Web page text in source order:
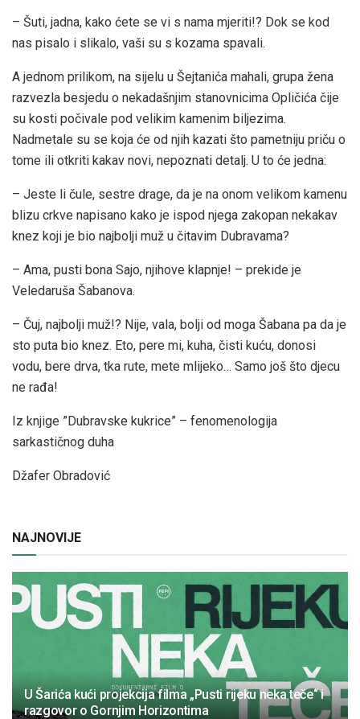
– Šuti, jadna, kako ćete se vi s nama mjeriti!? Dok se kod
nas pisalo i slikalo, vaši su s kozama spavali.
A jednom prilikom, na sijelu u Šejtanića mahali, grupa žena
razvezla besjedu o nekadašnjim stanovnicima Opličića čije
su kosti počivale pod velikim kamenim biljezima.
Nadmetale su se koja će od njih kazati što pametniju priču o
tome ili otkriti kakav novi, nepoznati detalj. U to će jedna:
– Jeste li čule, sestre drage, da je na onom velikom kamenu
blizu crkve napisano kako je ispod njega zakopan nekakav
knez koji je bio najbolji muž u čitavim Dubravama?
– Ama, pusti bona Sajo, njihove klapnje! – prekide je
Veledaruša Šabanova.
– Čuj, najbolji muž!? Nije, vala, bolji od moga Šabana pa da je
sto puta bio knez. Eto, pere mi, kuha, čisti kuću, donosi
vodu, bere drva, tka rute, mete mlijeko… Samo još što djecu
ne rađa!
Iz knjige ”Dubravske kukrice” – fenomenologija
sarkastičnog duha
Džafer Obradović
NAJNOVIJE
U Šarića kući projekcija filma „Pusti rijeku neka teče“ i
razgovor o Gornjim Horizontima